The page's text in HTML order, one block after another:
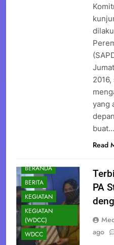
yang
buat…
Read
BERANDA
BERITA
KEGIATAN
KEGIATAN
(WDCC)
WDCC
PA
ago